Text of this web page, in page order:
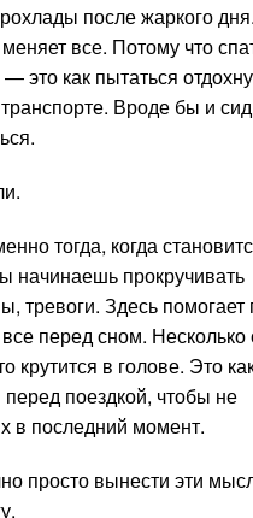
после жаркого
все. Потому что
это как пытаться
Вроде бы и
тогда, когда
начинаешь прокручивать
тревоги. Здесь помогает
перед сном. Несколько
крутится в голове. Это
поездкой, чтобы не
в последний момент.
просто вынести эти